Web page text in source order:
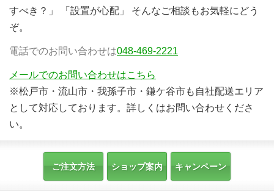
すべき？」 「設置が心配」 そんなご相談もお気軽にどう
ぞ。
電話でのお問い合わせは048-469-2221
メールでのお問い合わせはこちら
※松戸市・流山市・我孫子市・鎌ケ谷市も自社配送エリア
として対応しております。詳しくはお問い合わせくださ
い。
ご注文方法 ショップ案内 キャンペーン